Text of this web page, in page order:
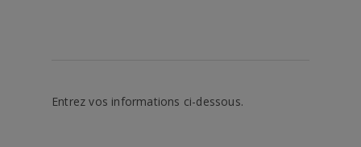
Entrez vos informations ci-dessous.